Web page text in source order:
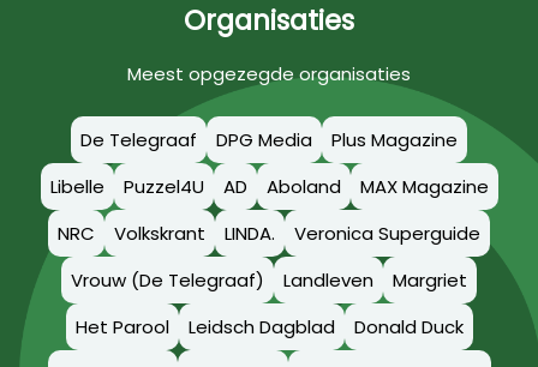
Organisaties
Meest opgezegde organisaties
De Telegraaf DPG Media
Plus Magazine
Libelle
Puzzel4U AD Aboland
MAX Magazine
NRC
Volkskrant LINDA.
Veronica Superguide
Vrouw (De Telegraaf)
Landleven
Margriet
Het Parool
Leidsch Dagblad
Donald Duck